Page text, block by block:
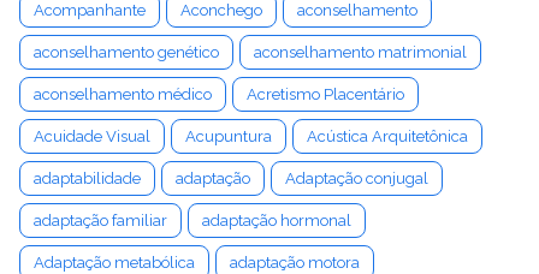
Acompanhante Aconchego aconselhamento
aconselhamento genético aconselhamento matrimonial
aconselhamento médico Acretismo Placentário
Acuidade Visual Acupuntura Acústica Arquitetônica
adaptabilidade adaptação Adaptação conjugal
adaptação familiar adaptação hormonal
Adaptação metabólica adaptação motora